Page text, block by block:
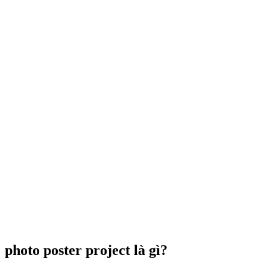
photo poster project là gì?